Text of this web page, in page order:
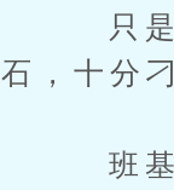
只是一
石，十分
班基拉